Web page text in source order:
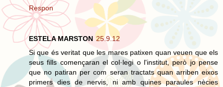
Respon
ESTELA MARSTON 25.9.12
Si que és veritat que les mares patixen quan veuen que els
seus fills començaran el col·legi o l'institut, però jo pense
que no patiran per com seran tractats quan arriben eixos
primers dies de nervis, ni amb quines paraules nècies